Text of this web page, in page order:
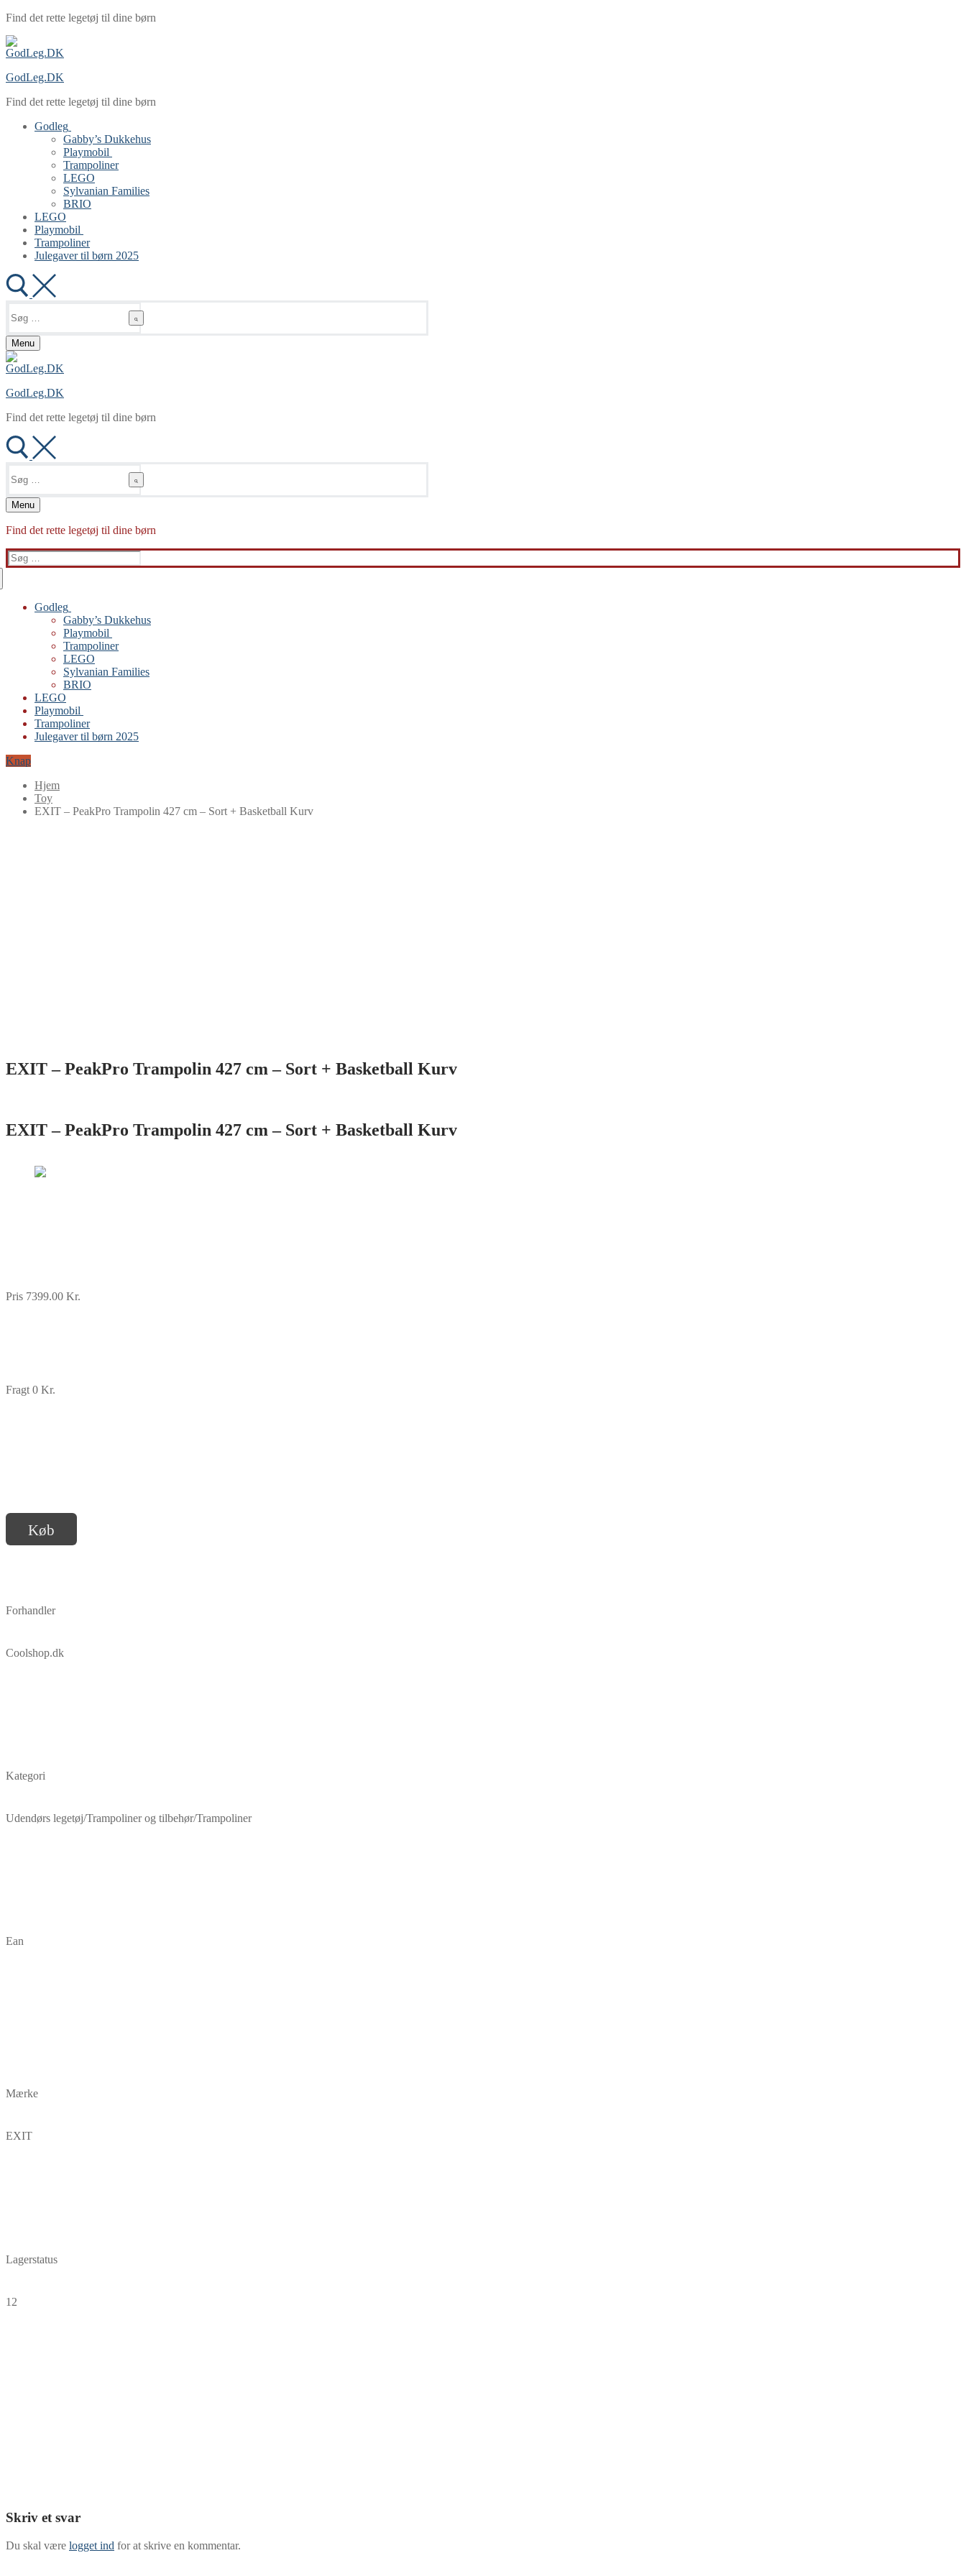
Spring
indhold
Menu
Luk
Find det rette legetøj til dine børn
GodLeg.DK
Find det rette legetøj til dine børn
Godleg
Gabby’s Dukkehus
Playmobil
Trampoliner
LEGO
Sylvanian Families
BRIO
LEGO
Playmobil
Trampoliner
Julegaver til børn 2025
efter:
Menu
GodLeg.DK
Find det rette legetøj til dine børn
efter:
Menu
Find det rette legetøj til dine børn
Søg
efter:
Godleg
Gabby’s Dukkehus
Playmobil
Trampoliner
LEGO
Sylvanian Families
BRIO
LEGO
Playmobil
Trampoliner
Julegaver til børn 2025
Knap
Hjem
Toy
EXIT – PeakPro Trampolin 427 cm – Sort + Basketball Kurv
EXIT – PeakPro Trampolin 427 cm – Sort + Basketball Kurv
EXIT – PeakPro Trampolin 427 cm – Sort + Basketball Kurv
Pris 7399.00 Kr.
Fragt 0 Kr.
Køb
Forhandler
Coolshop.dk
Kategori
Udendørs legetøj/Trampoliner og tilbehør/Trampoliner
Ean
Mærke
EXIT
Lagerstatus
12
Skriv et svar
Du skal være logget ind for at skrive en kommentar.